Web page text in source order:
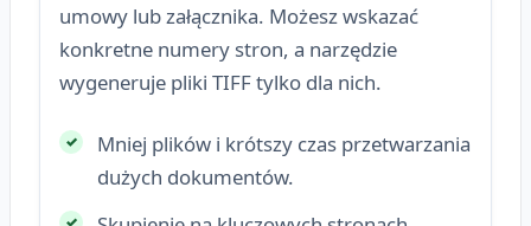
umowy lub załącznika. Możesz wskazać
konkretne numery stron, a narzędzie
wygeneruje pliki TIFF tylko dla nich.
Mniej plików i krótszy czas przetwarzania
dużych dokumentów.